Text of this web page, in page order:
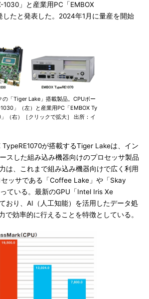
1030」と産業用PC「EMBOX
したと発表した。2024年1月に量産を開始
の「Tiger Lake」搭載製品。CPUボー
1030」（左）と産業用PC「EMBOX Ty
（右）［クリックで拡大］ 出所：イ
が搭載するTiger Lakeは、イン
スした組み込み機器向けのプロセッサ製品
は、これまで組み込み機器向けで広く利用
ッサである「Coffee Lake」や「Skay
ている。最新のGPU「Intel Iris Xe
おり、AI（人工知能）を活用したデータ処
で効率的に行えることを特徴としている。